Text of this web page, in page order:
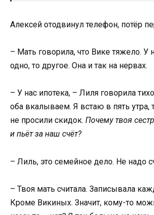
Алексей отодвинул телефон, потёр
– Мать говорила, что Вике тяжело. У
одно, то другое. Она и так на нервах.
– У нас ипотека, – Лиля говорила
оба вкалываем. Я встаю в пять
не просили скидок. Почему твоя
и пьёт за наш счёт?
– Лиль, это семейное дело. Не надо
– Твоя мать считала. Записывала
Кроме Викиных. Значит, кому-то